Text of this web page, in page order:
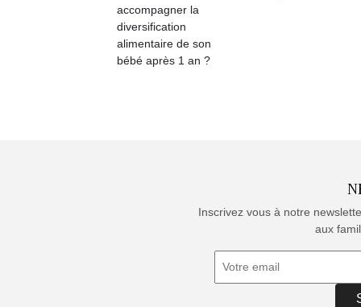
accompagner la
diversification
alimentaire de son
bébé après 1 an ?
Inscrivez vous à notre
aux